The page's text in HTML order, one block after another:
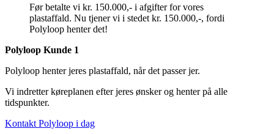
Før betalte vi kr. 150.000,- i afgifter for vores
plastaffald. Nu tjener vi i stedet kr. 150.000,-, fordi
Polyloop henter det!
Polyloop Kunde 1
Polyloop henter jeres plastaffald, når det passer jer.
Vi indretter køreplanen efter jeres ønsker og henter på alle
tidspunkter.
Kontakt Polyloop i dag